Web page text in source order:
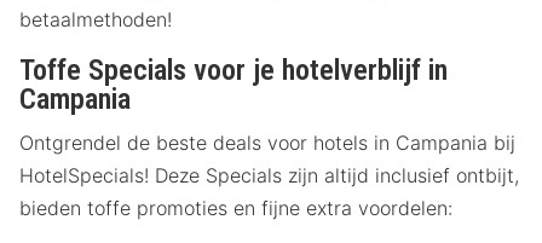
betaalmethoden!
Toffe Specials voor je hotelverblijf in
Campania
Ontgrendel de beste deals voor hotels in Campania bij
HotelSpecials! Deze Specials zijn altijd inclusief ontbijt,
bieden toffe promoties en fijne extra voordelen: